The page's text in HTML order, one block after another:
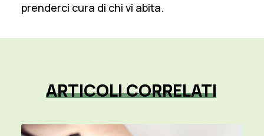
prenderci cura di chi vi abita.
ARTICOLICORRELATI